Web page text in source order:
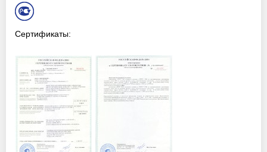
Сертификаты: